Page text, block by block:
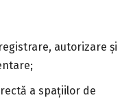
autorizare şi
a spaţiilor de